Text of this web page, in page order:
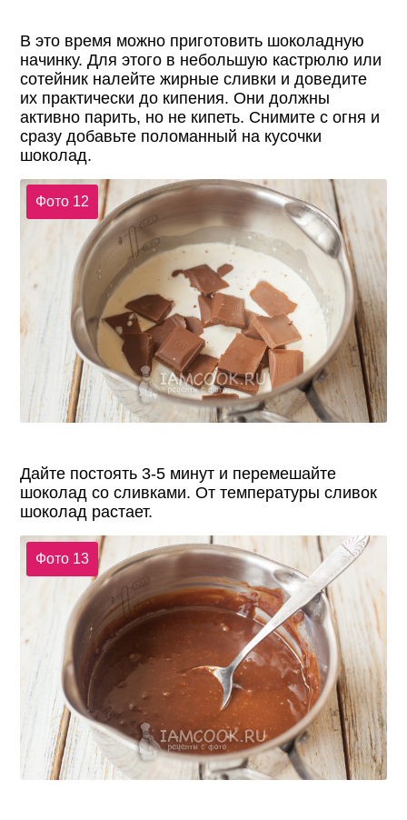
В это время можно приготовить шоколадную
начинку. Для этого в небольшую кастрюлю или
сотейник налейте жирные сливки и доведите
их практически до кипения. Они должны
активно парить, но не кипеть. Снимите с огня и
сразу добавьте поломанный на кусочки
шоколад.
Фото 12
Дайте постоять 3-5 минут и перемешайте
шоколад со сливками. От температуры сливок
шоколад растает.
Фото 13